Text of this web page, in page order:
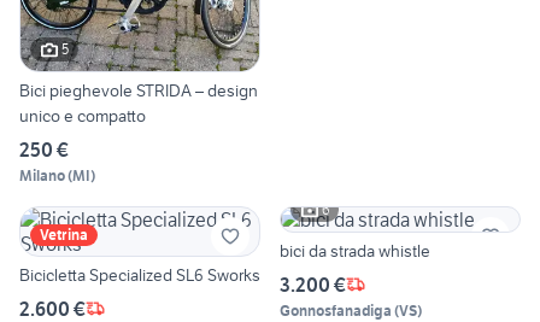
5
Bici pieghevole STRIDA – design
unico e compatto
250 €
Milano(MI)
Vetrina
Bicicletta Specialized SL6 Sworks
2.600 €
6
bici da strada whistle
3.200 €
Gonnosfanadiga (VS)